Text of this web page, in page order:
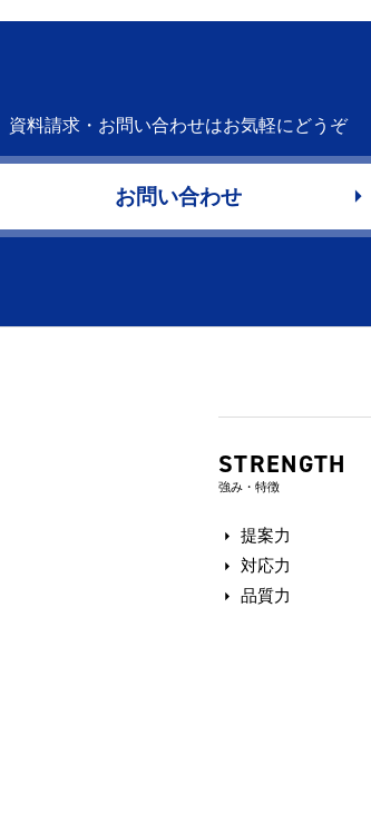
資料請求・お問い合わせはお気軽にどうぞ
お問い合わせ
STRENGTH
強み・特徴
提案力
対応力
品質力